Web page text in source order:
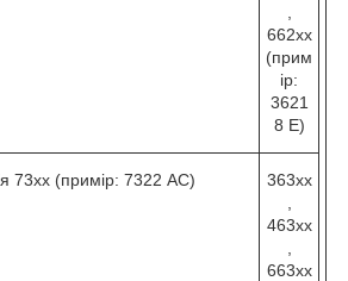
662хх
(прим
ір:
3621
8 Е)
73хх (примір: 7322 AC)
363хх
463хх
663хх